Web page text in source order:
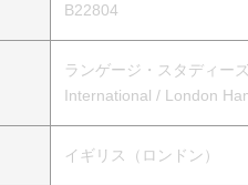
B22804
ランゲージ・スタディー
International / London
イギリス（ロンドン）